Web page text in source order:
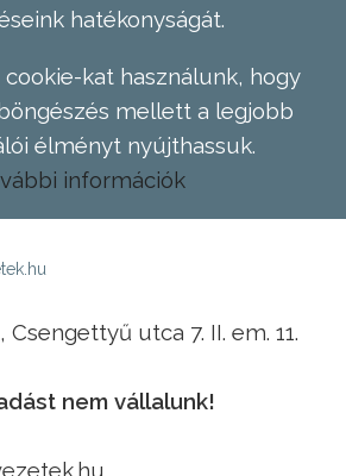
hatékonyságát.
kat használunk, hogy
mellett a legjobb
élményt nyújthassuk.
információk
utca 7. II. em. 11.
nem vállalunk!